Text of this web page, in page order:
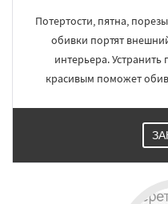
Потертости, пятна,
обивки портят
интерьера. Устранить
красивым поможет